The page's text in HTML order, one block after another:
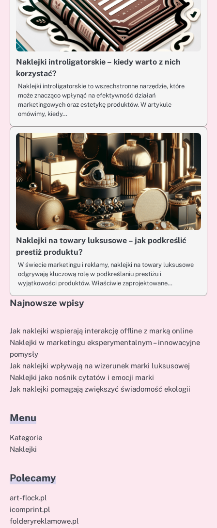
Naklejki introligatorskie – kiedy warto z nich
korzystać?
Naklejki introligatorskie to wszechstronne narzędzie, które
może znacząco wpłynąć na efektywność działań
marketingowych oraz estetykę produktów. W artykule
omówimy, kiedy…
Naklejki na towary luksusowe – jak podkreślić
prestiż produktu?
W świecie marketingu i reklamy, naklejki na towary luksusowe
odgrywają kluczową rolę w podkreślaniu prestiżu i
wyjątkowości produktów. Właściwie zaprojektowane…
Najnowsze wpisy
Jak naklejki wspierają interakcję offline z marką online
Naklejki w marketingu eksperymentalnym – innowacyjne
pomysły
Jak naklejki wpływają na wizerunek marki luksusowej
Naklejki jako nośnik cytatów i emocji marki
Jak naklejki pomagają zwiększyć świadomość ekologii
Menu
Kategorie
Naklejki
Polecamy
art-flock.pl
icomprint.pl
folderyreklamowe.pl